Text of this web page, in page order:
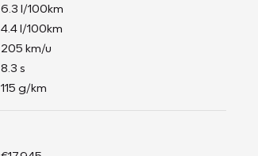
6.3 l/100km
4.4 l/100km
205 km/u
8.3 s
115 g/km